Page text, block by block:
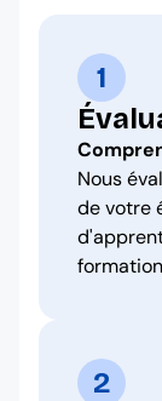
1
Nous
de votre
2